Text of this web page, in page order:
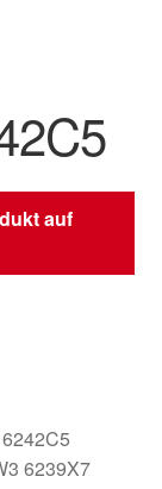
auf
6239X7